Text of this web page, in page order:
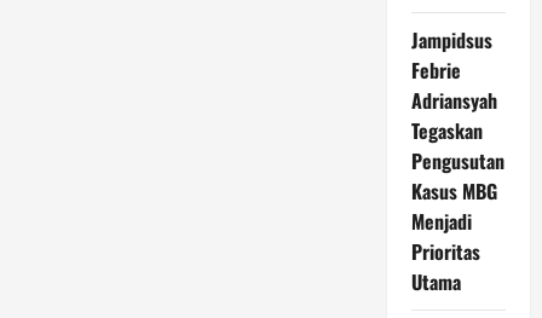
Jampidsus
Febrie
Adriansyah
Tegaskan
Pengusutan
Kasus MBG
Menjadi
Prioritas
Utama